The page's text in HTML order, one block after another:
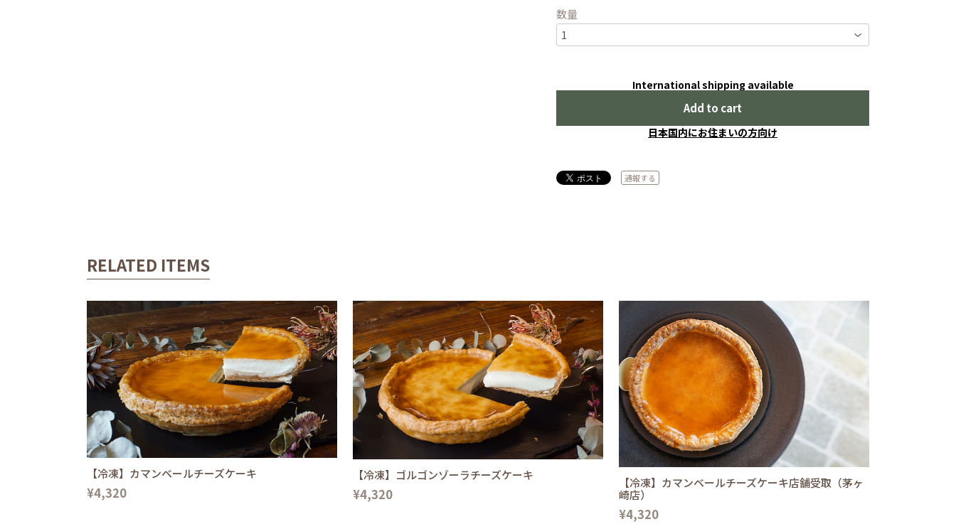
数量
International shipping available
Add to cart
日本国内にお住まいの方向け
通報する
RELATED ITEMS
【冷凍】カマンベールチーズケーキ
¥4,320
【冷凍】ゴルゴンゾーラチーズケーキ
¥4,320
【冷凍】カマンベールチーズケーキ店舗受取（茅ヶ
崎店）
¥4,320